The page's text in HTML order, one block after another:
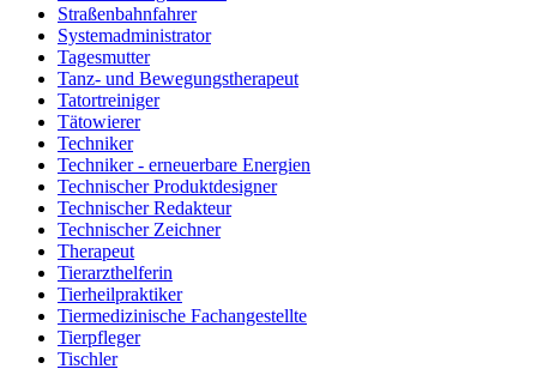
Straßenbahnfahrer
Systemadministrator
Tagesmutter
Tanz- und Bewegungstherapeut
Tatortreiniger
Tätowierer
Techniker
Techniker - erneuerbare Energien
Technischer Produktdesigner
Technischer Redakteur
Technischer Zeichner
Therapeut
Tierarzthelferin
Tierheilpraktiker
Tiermedizinische Fachangestellte
Tierpfleger
Tischler